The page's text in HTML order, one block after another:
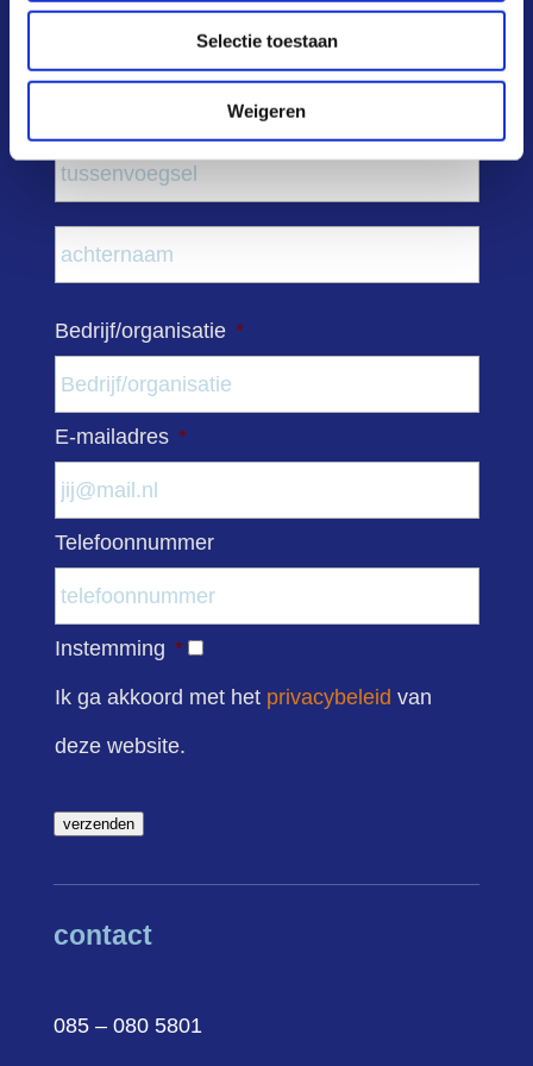
Selectie toestaan
Weigeren
Bedrijf/organisatie *
E-mailadres *
Telefoonnummer
Instemming *
Ik ga akkoord met het privacybeleid van
deze website.
verzenden
contact
085 – 080 5801